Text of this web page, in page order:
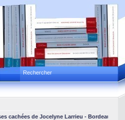
de Jocelyne Larrieu -Bordeaux Express